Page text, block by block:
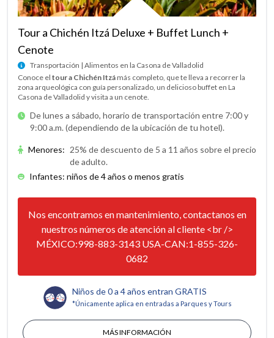
Tour a Chichén Itzá Deluxe + Buffet Lunch +
Cenote
Transportación | Alimentos en la Casona de Valladolid
Conoce el tour a Chichén Itzámás completo, que te lleva a recorrer la
zona arqueológica con guía personalizado, un delicioso buffet en La
Casona de Valladolid y visita a un cenote.
De lunes a sábado, horario de transportación entre 7:00 y
9:00 a.m. (dependiendo de la ubicación de tu hotel).
Menores: 25% de descuento de 5 a 11 años sobre el precio
de adulto.
Infantes: niños de 4 años o menos gratis
Nos encontramos en mantenimiento, contactanos en
nuestros números de atención al cliente <br />
MÉXICO:998-883-3143 USA-CAN:1-855-326-
0682
Niños de 0 a 4 años entran GRATIS
*Únicamente aplica en entradas a Parques y Tours
MÁS INFORMACIÓN